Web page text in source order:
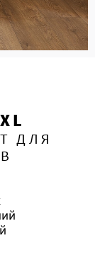
ДЛЯ